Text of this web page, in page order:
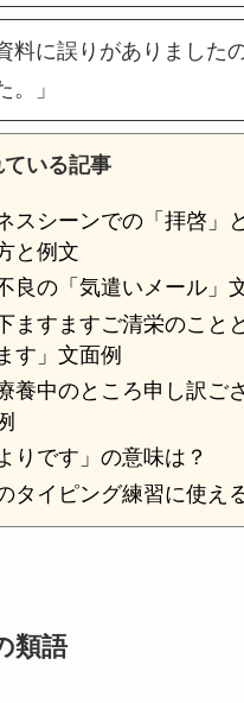
料に誤りがありました
。」
いる記事
スシーンでの「拝啓」
と例文
良の「気遣いメール」
ますますご清栄のこと
す」文面例
養中のところ申し訳ご
りです」の意味は？
タイピング練習に使え
類語